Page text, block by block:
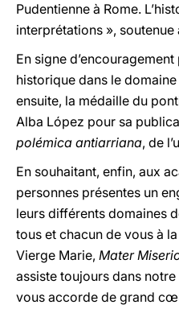
Pudentienne à Rome.
interprétations », soutenue
En signe
historique dans le
ensuite, la médaille du
Alba López pour sa
polémica antiarriana, de
En souhaitant, enfin, aux
personnes présentes un
leurs différents domaines
tous et chacun de vous à
Vierge Marie, Mater
assiste toujours dans
vous accorde de grand